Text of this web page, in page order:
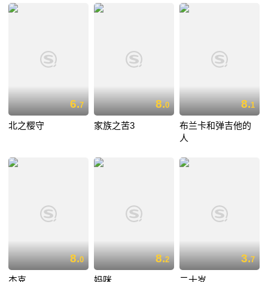
6.7
北之樱守
8.0
家族之苦3
8.1
布兰卡和弹吉他的
人
8.0 8.2 3.7